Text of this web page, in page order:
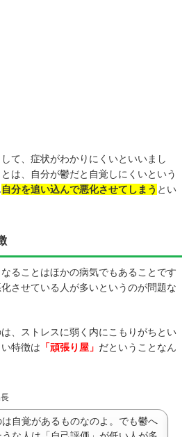
て、症状がわかりにくいといいまし
は、自分が鬱だと自覚しにくいという
自分を追い込んで悪化させてしまう とい
ることはほかの病気でもあることです
させている人が多いというのが問題な
、ストレスに弱く内にこもりがちとい
特徴は 「頑張り屋」 だということなん
は自覚があるものなのよ。でも鬱へ